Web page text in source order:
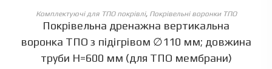
ОБЕРІТЬ ОПЦІЇ
Комплектуючі для ТПО покрівлі, Покрівельні воронки ТПО
Покрівельна дренажна вертикальна
воронка ТПО з підігрівом ∅110 мм; довжина
труби Н=600 мм (для ТПО мембрани)